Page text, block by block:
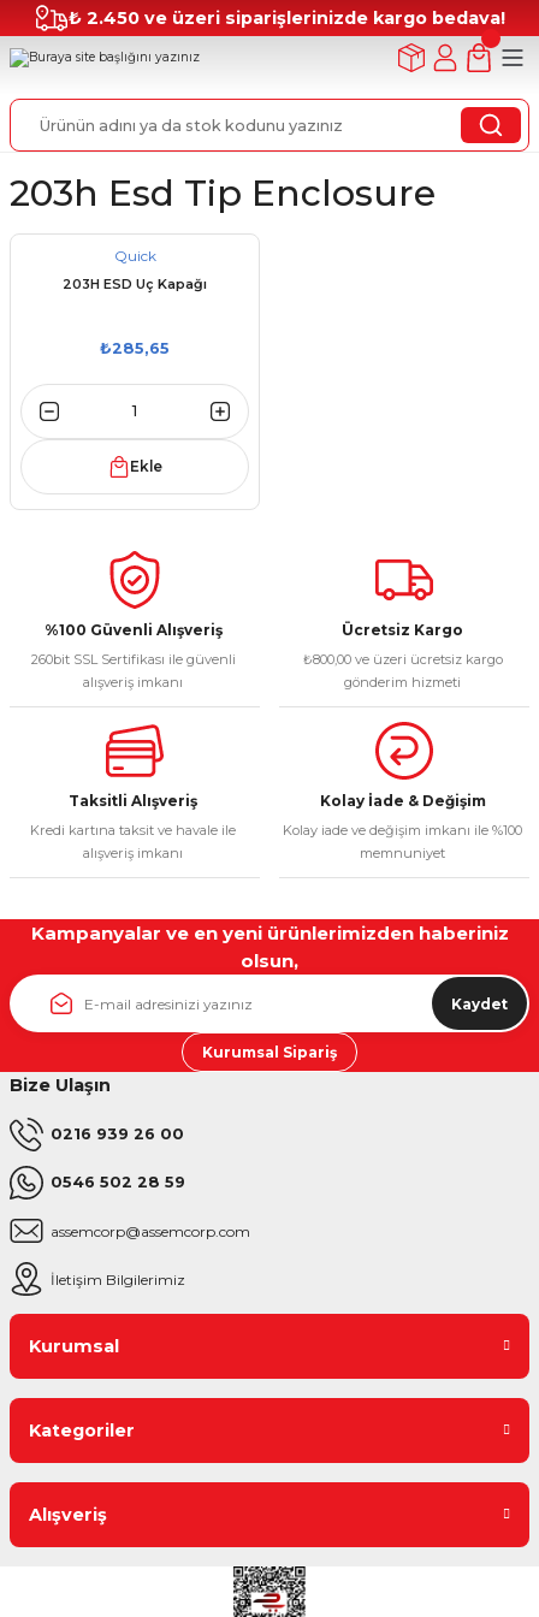
₺ 2.450 ve üzeri siparişlerinizde kargo bedava!
203h Esd Tip Enclosure
Quick
203H ESD Uç Kapağı
₺285,65
Ekle
%100 Güvenli Alışveriş
260bit SSL Sertifikası ile güvenli
alışveriş imkanı
Ücretsiz Kargo
₺800,00 ve üzeri ücretsiz kargo
gönderim hizmeti
Taksitli Alışveriş
Kredi kartına taksit ve havale ile
alışveriş imkanı
Kolay İade & Değişim
Kolay iade ve değişim imkanı ile %100
memnuniyet
Kampanyalar ve en yeni ürünlerimizden haberiniz
olsun,
Kaydet
Kurumsal Sipariş
Bize Ulaşın
0216 939 26 00
0546 502 28 59
assemcorp@assemcorp.com
İletişim Bilgilerimiz
Kurumsal
Kategoriler
Alışveriş